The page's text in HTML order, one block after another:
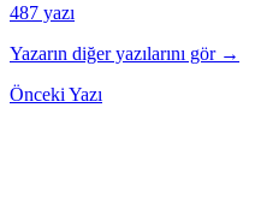
487 yazı
Yazarın diğer yazılarını gör →
Önceki Yazı